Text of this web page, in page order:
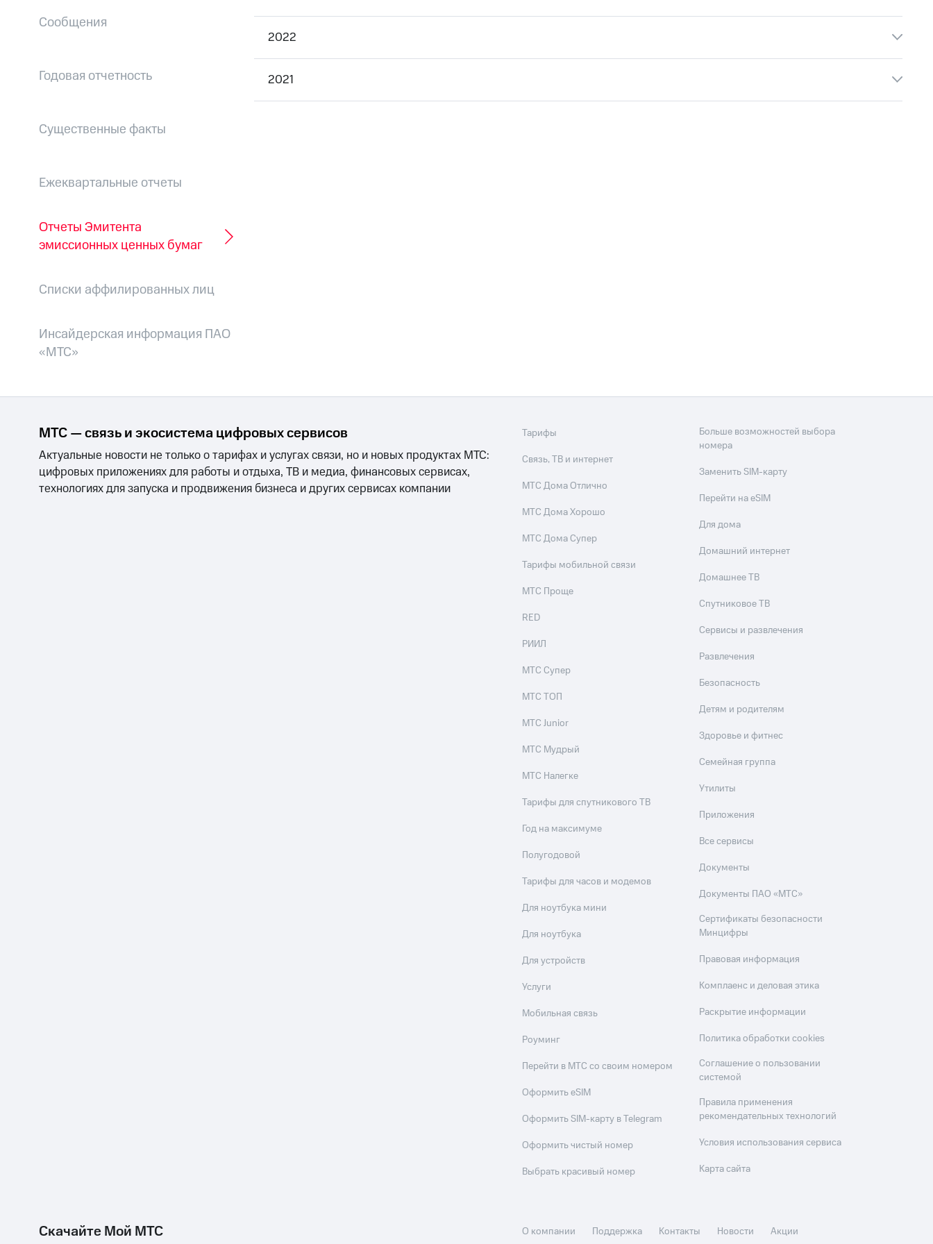
Сообщения
Годовая отчетность
Существенные факты
Ежеквартальные отчеты
Отчеты Эмитента
эмиссионных ценных бумаг
Списки аффилированных лиц
Инсайдерская информация ПАО
«МТС»
2022
2021
МТС — связь и экосистема цифровых сервисов
Актуальные новости не только о тарифах и услугах связи, но и новых продуктах МТС:
цифровых приложениях для работы и отдыха, ТВ и медиа, финансовых сервисах,
технологиях для запуска и продвижения бизнеса и других сервисах компании
Тарифы
Связь, ТВ и интернет
МТС Дома Отлично
МТС Дома Хорошо
МТС Дома Супер
Тарифы мобильной связи
МТС Проще
RED
РИИЛ
МТС Супер
МТС ТОП
МТС Junior
МТС Мудрый
МТС Налегке
Тарифы для спутникового ТВ
Год на максимуме
Полугодовой
Тарифы для часов и модемов
Для ноутбука мини
Для ноутбука
Для устройств
Услуги
Мобильная связь
Роуминг
Перейти в МТС со своим номером
Оформить eSIM
Оформить SIM-карту в Telegram
Оформить чистый номер
Выбрать красивый номер
Больше возможностей выбора
номера
Заменить SIM-карту
Перейти на eSIM
Для дома
Домашний интернет
Домашнее ТВ
Спутниковое ТВ
Сервисы и развлечения
Развлечения
Безопасность
Детям и родителям
Здоровье и фитнес
Семейная группа
Утилиты
Приложения
Все сервисы
Документы
Документы ПАО «МТС»
Сертификаты безопасности
Минцифры
Правовая информация
Комплаенс и деловая этика
Раскрытие информации
Политика обработки cookies
Соглашение о пользовании
системой
Правила применения
рекомендательных технологий
Условия использования сервиса
Карта сайта
Скачайте Мой МТС О компании Поддержка Контакты Новости Акции